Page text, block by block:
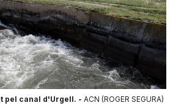
pel canal d'Urgell. - ACN (ROGER SEGURA)